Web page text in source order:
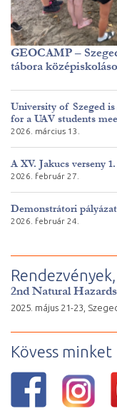
GEOCAMP –
tábora
University of Szeged
for a UAV students
2026. március 13.
A XV. Jakucs verseny
2026. február 27.
Demonstrátori
2026. február 24.
2nd Natural
2025. május 21-23,
Kövess minket